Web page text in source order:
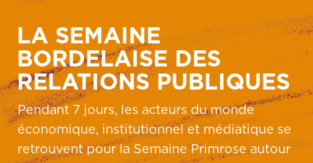
LA SEMAINE
BORDELAISE DES
RELATIONS PUBLIQUES
Pendant 7 jours, les acteurs du monde
économique, institutionnel et médiatique se
retrouvent pour la Semaine Primrose autour